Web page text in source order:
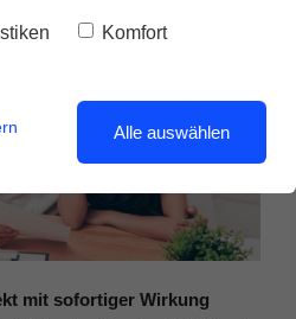
mit sofortiger Wirkung
Komfort
Alle auswählen